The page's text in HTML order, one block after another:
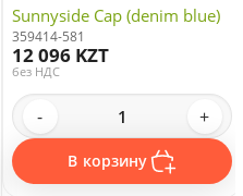
Sunnyside Cap (denim blue)
359414-581
12 096 KZT
без НДС
- +
В корзину